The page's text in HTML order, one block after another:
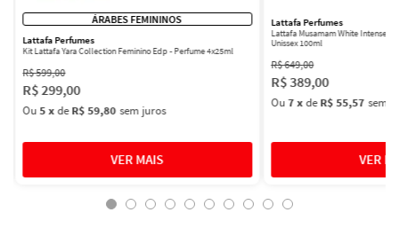
ÁRABES FEMININOS
Lattafa Perfumes
Kit Lattafa Yara Collection Feminino Edp - Perfume 4x25ml
R$599,00
R$ 299,00
Ou5 xdeR$ 59,80 sem juros
Lattafa Perfumes
Lattafa Musamam White Intense
Unissex 100ml
R$649,00
R$389,00
Ou7xdeR$ 55,57 sem